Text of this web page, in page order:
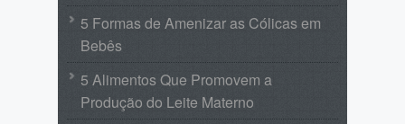
5 Formas de Amenizar as Cólicas em
Bebês
5 Alimentos Que Promovem a
Produção do Leite Materno